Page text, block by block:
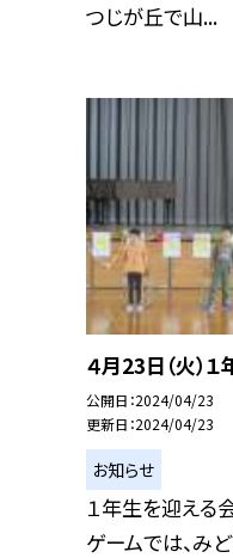
つじが丘で山...
４月23日（火）
公開日 2024/04/23
更新日 2024/04/23
お知らせ
１年生を迎える
ゲームでは、み